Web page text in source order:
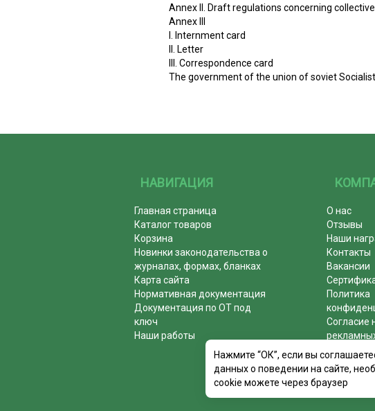
Annex II. Draft regulations concerning
Annex III
I. Internment card
II. Letter
III. Correspondence card
The government of the union of soviet
НАВИГАЦИЯ
Главная страница
Каталог товаров
Корзина
Новинки законодательства о
журналах, формах, бланках
Карта сайта
Нормативная документация
Документация по ОТ под
ключ
Наши работы
О нас
Отзывы
Наши
Контакты
Вакансии
Политика
Согласие
Почему
Нажмите “ОК”, если вы
данных о поведении на сайте,
cookie можете через браузер